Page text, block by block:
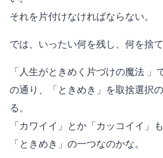
それを片付けなければならない。
では、いったい何を残し、何を捨て
「人生がときめく片づけの魔法
の通り、「ときめき」を取捨選択
る。
「カワイイ」とか「カッコイイ」
「ときめき」の一つなのかな。